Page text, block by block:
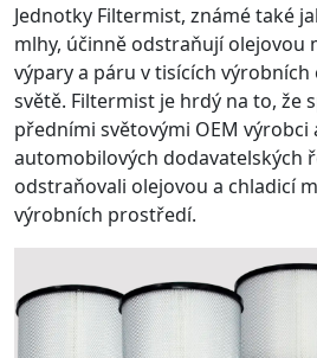
Jednotky Filtermist, známé také
mlhy, účinně odstraňují olejovou
výpary a páru v tisících výrobních
světě. Filtermist je hrdý na to, že
předními světovými OEM výrobci
automobilových dodavatelských
odstraňovali olejovou a chladicí
výrobních prostředí.